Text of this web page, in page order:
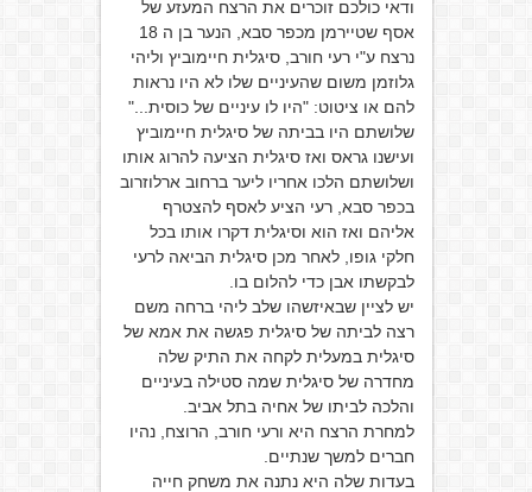
ודאי כולכם זוכרים את הרצח המעזע של
אסף שטיירמן מכפר סבא, הנער בן ה 18
נרצח ע"י רעי חורב, סיגלית חיימוביץ וליהי
גלוזמן משום שהעיניים שלו לא היו נראות
להם או ציטוט: "היו לו עיניים של כוסית..."
שלושתם היו בביתה של סיגלית חיימוביץ
ועישנו גראס ואז סיגלית הציעה להרוג אותו
ושלושתם הלכו אחריו ליער ברחוב ארלוזרוב
בכפר סבא, רעי הציע לאסף להצטרף
אליהם ואז הוא וסיגלית דקרו אותו בכל
חלקי גופו, לאחר מכן סיגלית הביאה לרעי
לבקשתו אבן כדי להלום בו.
יש לציין שבאיזשהו שלב ליהי ברחה משם
רצה לביתה של סיגלית פגשה את אמא של
סיגלית במעלית לקחה את התיק שלה
מחדרה של סיגלית שמה סטילה בעיניים
והלכה לביתו של אחיה בתל אביב.
למחרת הרצח היא ורעי חורב, הרוצח, נהיו
חברים למשך שנתיים.
בעדות שלה היא נתנה את משחק חייה